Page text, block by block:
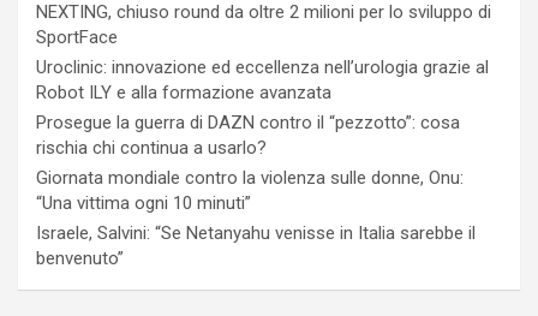
NEXTING, chiuso round da oltre 2 milioni per lo sviluppo di
SportFace
Uroclinic: innovazione ed eccellenza nell’urologia grazie al
Robot ILY e alla formazione avanzata
Prosegue la guerra di DAZN contro il “pezzotto”: cosa
rischia chi continua a usarlo?
Giornata mondiale contro la violenza sulle donne, Onu:
“Una vittima ogni 10 minuti”
Israele, Salvini: “Se Netanyahu venisse in Italia sarebbe il
benvenuto”